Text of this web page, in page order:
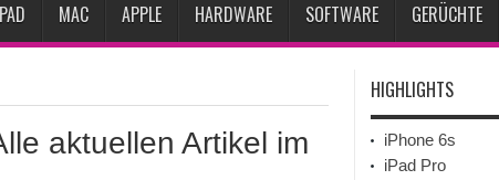
MAC APPLE HARDWARE SOFTWARE GERÜCHTE
aktuellen Artikel im
HIGHLIGHTS
iPhone 6s
iPad Pro